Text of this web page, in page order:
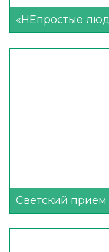
«НЕпростые
Светский прием